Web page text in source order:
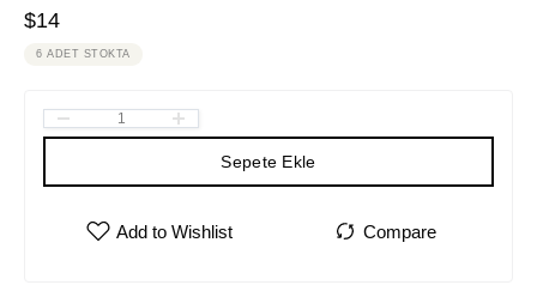
$14
6 ADET STOKTA
Sepete Ekle